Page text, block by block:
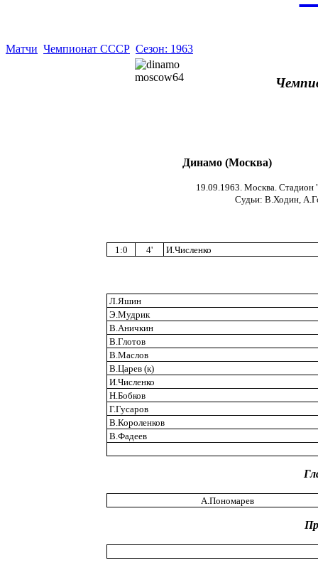
Матчи Чемпионат СССР Сезон: 1963
Динамо (Москва)
19.09.1963. Москва. Стадион
Cудьи: В.Ходин,
1:0 4' И.Численко
Л.Яшин
Э.Мудрик
В.Аничкин
В.Глотов
В.Маслов
В.Царев (к)
И.Численко
Н.Бобков
Г.Гусаров
В.Короленков
В.Фадеев
А.Пономарев